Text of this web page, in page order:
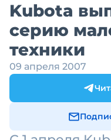
Kubota
серию
техники
09 апреля 2007